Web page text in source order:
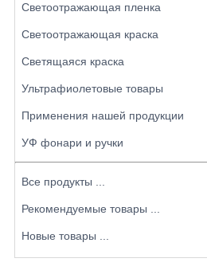
Светоотражающая пленка
Светоотражающая краска
Светящаяся краска
Ультрафиолетовые товары
Применения нашей продукции
УФ фонари и ручки
Все продукты ...
Рекомендуемые товары ...
Новые товары ...